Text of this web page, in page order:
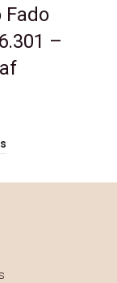
Fado
–